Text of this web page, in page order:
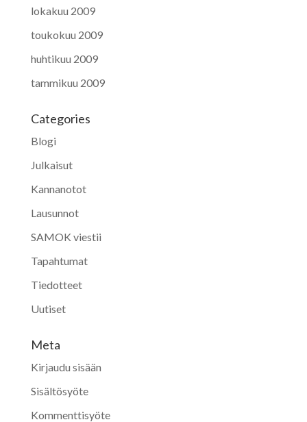
lokakuu 2009
toukokuu 2009
huhtikuu 2009
tammikuu 2009
Categories
Blogi
Julkaisut
Kannanotot
Lausunnot
SAMOK viestii
Tapahtumat
Tiedotteet
Uutiset
Meta
Kirjaudu sisään
Sisältösyöte
Kommenttisyöte